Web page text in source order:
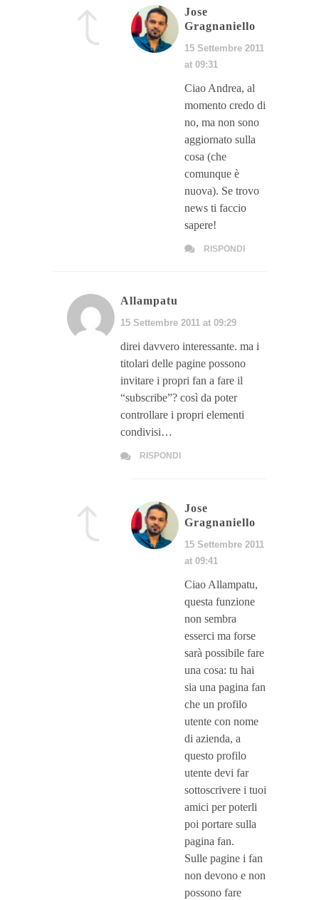
Jose
Gragnaniello
15 Settembre 2011
at 09:31
Ciao Andrea, al
momento credo di
no, ma non sono
aggiornato sulla
cosa (che
comunque è
nuova). Se trovo
news ti faccio
sapere!
RISPONDI
Allampatu
15 Settembre 2011 at 09:29
direi davvero interessante. ma i
titolari delle pagine possono
invitare i propri fan a fare il
“subscribe”? così da poter
controllare i propri elementi
condivisi…
RISPONDI
Jose
Gragnaniello
15 Settembre 2011
at 09:41
Ciao Allampatu,
questa funzione
non sembra
esserci ma forse
sarà possibile fare
una cosa: tu hai
sia una pagina fan
che un profilo
utente con nome
di azienda, a
questo profilo
utente devi far
sottoscrivere i tuoi
amici per poterli
poi portare sulla
pagina fan.
Sulle pagine i fan
non devono e non
possono fare